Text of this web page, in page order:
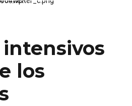
intensivos
los